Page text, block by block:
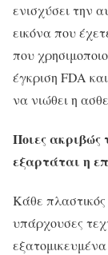
ενισχύσει την
εικόνα που
που
έγκριση FDA
να νιώθει η
Ποιες ακριβώς
εξαρτάται η
Κάθε πλαστικός
υπάρχουσες